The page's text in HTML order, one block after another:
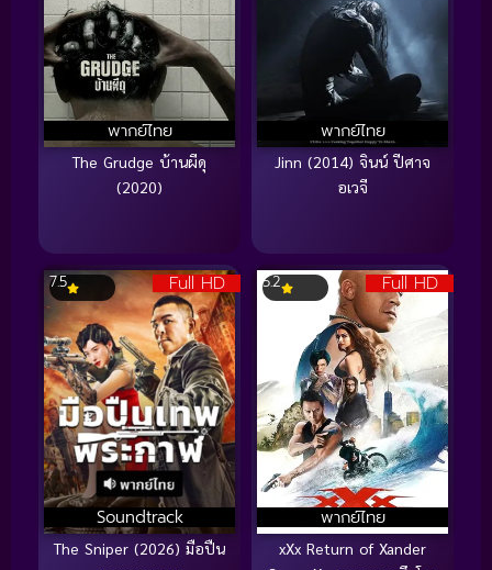
พากย์ไทย
The Grudge บ้านผีดุ
(2020)
พากย์ไทย
Jinn (2014) จินน์ ปีศาจ
อเวจี
Full HD
Soundtrack
7.5
The Sniper (2026) มือปืน
Full HD
พากย์ไทย
5.2
xXx Return of Xander